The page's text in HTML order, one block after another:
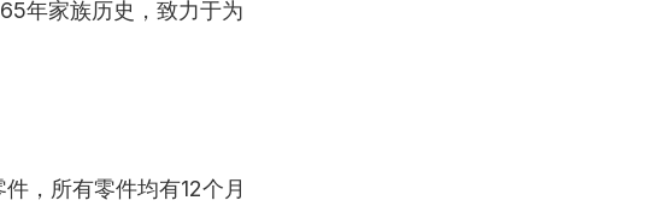
年家族历史，致力于为
，所有零件均有12个月